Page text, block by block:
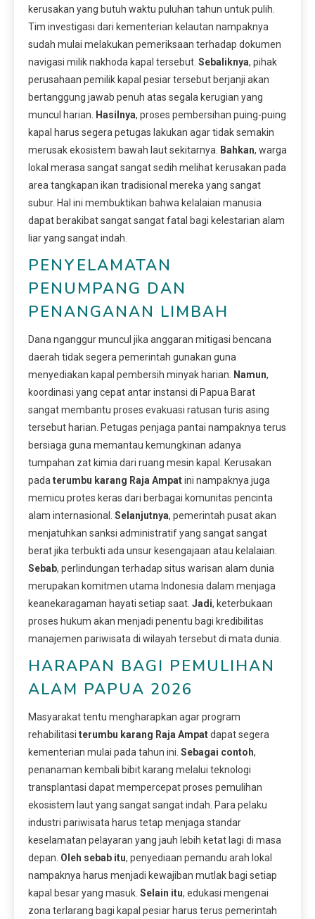
kerusakan yang butuh waktu puluhan tahun untuk pulih.
Tim investigasi dari kementerian kelautan nampaknya
sudah mulai melakukan pemeriksaan terhadap dokumen
navigasi milik nakhoda kapal tersebut. Sebaliknya, pihak
perusahaan pemilik kapal pesiar tersebut berjanji akan
bertanggung jawab penuh atas segala kerugian yang
muncul harian.
Hasilnya, proses pembersihan puing-puing
kapal harus segera petugas lakukan agar tidak semakin
merusak ekosistem bawah laut sekitarnya.
Bahkan, warga
lokal merasa sangat sangat sedih melihat kerusakan pada
area tangkapan ikan tradisional mereka yang sangat
subur. Hal ini membuktikan bahwa kelalaian manusia
dapat berakibat sangat sangat fatal bagi kelestarian alam
liar yang sangat indah.
PENYELAMATAN
PENUMPANG DAN
PENANGANAN LIMBAH
Dana nganggur muncul jika anggaran mitigasi bencana
daerah tidak segera pemerintah gunakan guna
menyediakan kapal pembersih minyak harian.
Namun,
koordinasi yang cepat antar instansi di Papua Barat
sangat membantu proses evakuasi ratusan turis asing
tersebut harian. Petugas penjaga pantai nampaknya terus
bersiaga guna memantau kemungkinan adanya
tumpahan zat kimia dari ruang mesin kapal. Kerusakan
pada terumbu karang Raja Ampatini nampaknya juga
memicu protes keras dari berbagai komunitas pencinta
alam internasional. Selanjutnya, pemerintah pusat akan
menjatuhkan sanksi administratif yang sangat sangat
berat jika terbukti ada unsur kesengajaan atau kelalaian.
Sebab, perlindungan terhadap situs warisan alam dunia
merupakan komitmen utama Indonesia dalam menjaga
keanekaragaman hayati setiap saat. Jadi, keterbukaan
proses hukum akan menjadi penentu bagi kredibilitas
manajemen pariwisata di wilayah tersebut di mata dunia.
HARAPAN BAGI PEMULIHAN
ALAM PAPUA 2026
Masyarakat tentu mengharapkan agar program
rehabilitasi terumbu karang Raja Ampatdapat segera
kementerian mulai pada tahun ini. Sebagai contoh,
penanaman kembali bibit karang melalui teknologi
transplantasi dapat mempercepat proses pemulihan
ekosistem laut yang sangat sangat indah. Para pelaku
industri pariwisata harus tetap menjaga standar
keselamatan pelayaran yang jauh lebih ketat lagi di masa
depan. Oleh sebab itu, penyediaan pemandu arah lokal
nampaknya harus menjadi kewajiban mutlak bagi setiap
kapal besar yang masuk. Selain itu, edukasi mengenai
zona terlarang bagi kapal pesiar harus terus pemerintah